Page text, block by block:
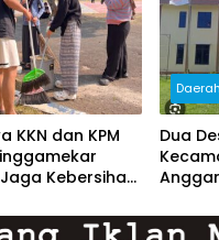
KKN dan KPM
Kebersihan
Daerah
Dua
Publik